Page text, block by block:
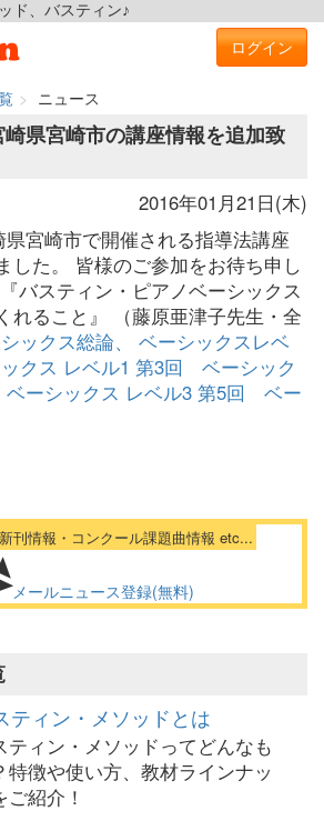
ド、バスティン♪
ログイン
ニュース
崎県宮崎市の講座情報を追加致
2016年01月21日(木)
宮崎市で開催される指導法講座
した。 皆様のご参加をお待ち申し
バスティン・ピアノベーシックス
れること』 （藤原亜津子先生・全
ックス総論、 ベーシックスレベ
クス レベル1 第3回 ベーシック
ーシックス レベル3 第5回 ベー
刊情報・コンクール課題曲情報 etc...
メールニュース登録(無料)
ティン・メソッドとは
ティン・メソッドってどんなも
特徴や使い方、教材ラインナッ
ご紹介！